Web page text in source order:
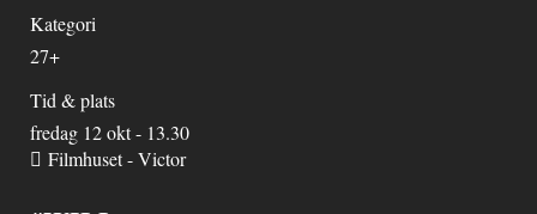
Kategori
27+
Tid & plats
fredag 12 okt - 13.30
Filmhuset - Victor